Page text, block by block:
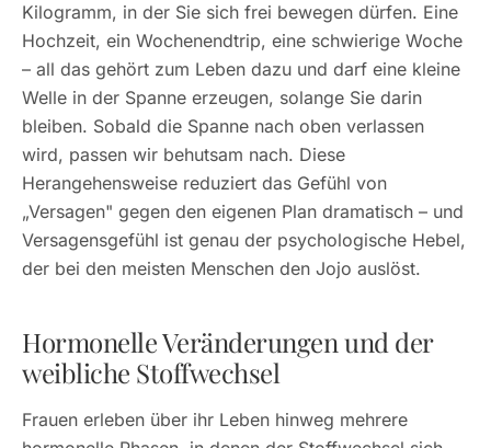
Kilogramm, in der Sie sich frei bewegen dürfen. Eine
Hochzeit, ein Wochenendtrip, eine schwierige Woche
– all das gehört zum Leben dazu und darf eine kleine
Welle in der Spanne erzeugen, solange Sie darin
bleiben. Sobald die Spanne nach oben verlassen
wird, passen wir behutsam nach. Diese
Herangehensweise reduziert das Gefühl von
„Versagen" gegen den eigenen Plan dramatisch – und
Versagensgefühl ist genau der psychologische Hebel,
der bei den meisten Menschen den Jojo auslöst.
Hormonelle Veränderungen und der
weibliche Stoffwechsel
Frauen erleben über ihr Leben hinweg mehrere